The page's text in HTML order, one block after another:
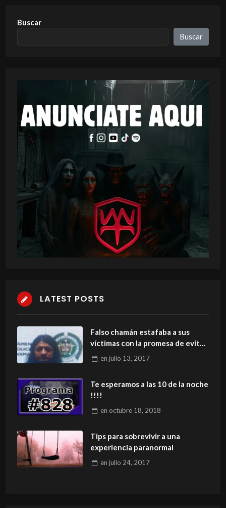
Buscar
Buscar
LATEST POSTS
Falso chamán estafaba a sus
víctimas con la promesa de evitar
la muerte
en julio 13, 2017
Te esperamos a las 10 de la noche
!!!!
en octubre 18, 2018
Tips para sobrevivir a una
experiencia paranormal
en julio 24, 2017